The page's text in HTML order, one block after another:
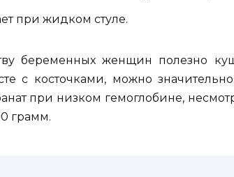
при жидком стуле.
беременных женщин полезно
с косточками, можно
при низком гемоглобине,
грамм.